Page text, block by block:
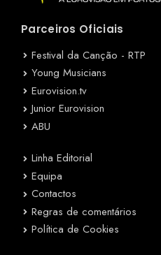
Parceiros Oficiais
Festival da Canção - RTP
Young Musicians
Eurovision.tv
Junior Eurovision
ABU
Linha Editorial
Equipa
Contactos
Regras de comentários
Política de Cookies